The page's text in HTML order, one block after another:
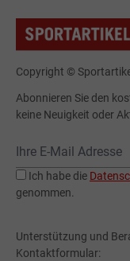
Copyright ©
Abonnieren Sie den
keine Neuigkeit oder
Ich habe die
genommen.
Unterstützung und
Kontaktformular: